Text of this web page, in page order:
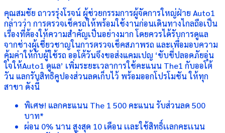
คุณสมชัย ถาวรรุ่งโรจน์ ผู้ช่วยกรรมการผู้จัดการใหญ่ฝ่าย Auto1
กล่าวว่า การตรวจเช็ครถให้พร้อมใช้งานก่อนเดินทางไกลถือเป็น
เรื่องที่ต้องให้ความสำคัญเป็นอย่างมาก โดยควรได้รับการดูแล
จากช่างผู้เชี่ยวชาญในการตรวจเช็คสภาพรถ และเพื่อมอบความ
คุ้มค่าให้กับผู้ใช้รถ ออโต้วันจึงขอส่งแคมเปญ ‘ขับขี่ปลอดภัยอุ่น
ใจให้Auto1 ดูแล’ เพิ่มระยะเวลาการใช้คะแนน The1 กับออโต้
วัน แลกรับสิทธิคูปองส่วนลดเก็บไว้ พร้อมออกโปรโมชัน ให้ทุก
สาขา ดังนี้
พิเศษ! แลกคะแนน The 1 500 คะแนน รับส่วนลด 500
บาท*
ผ่อน 0% นาน สูงสุด 10 เดือน เเละใช้สิทธิ์เเลกคะเเนน